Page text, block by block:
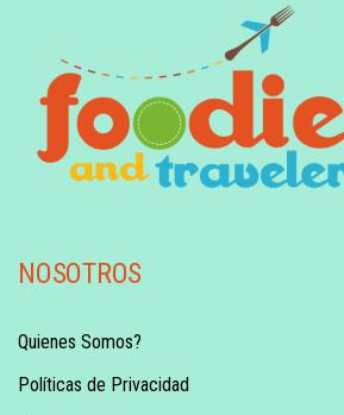
NOSOTROS
Quienes Somos?
Políticas de Privacidad